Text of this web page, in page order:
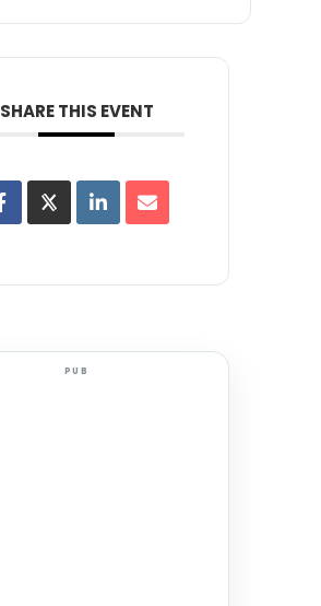
SHARE THIS EVENT
PUB